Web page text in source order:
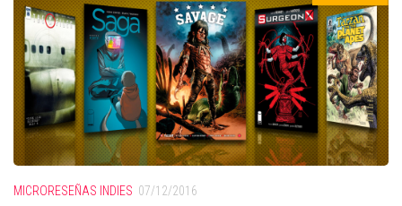
MICRORESEÑAS INDIES 07/12/2016